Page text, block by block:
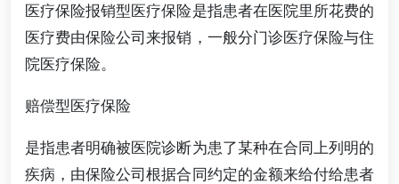
医疗保险报销型医疗保险是指患者在医院里所花费的
医疗费由保险公司来报销，一般分门诊医疗保险与住
院医疗保险。
赔偿型医疗保险
是指患者明确被医院诊断为患了某种在合同上列明的
疾病，由保险公司根据合同约定的金额来给付给患者